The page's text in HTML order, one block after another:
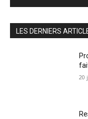
LES DERNIERS
20